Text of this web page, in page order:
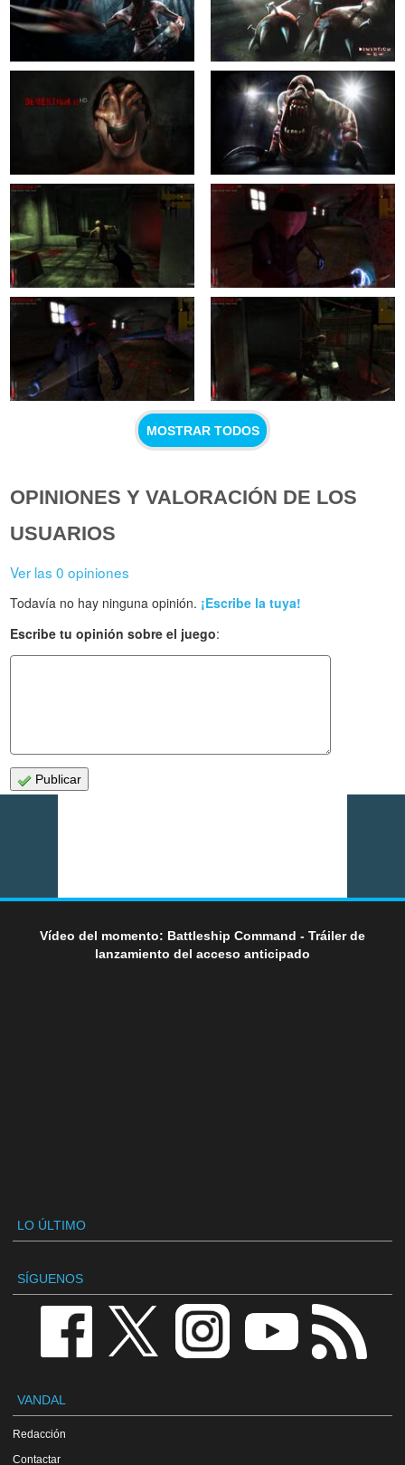
MOSTRAR TODOS
OPINIONES Y VALORACIÓN DE LOS
USUARIOS
Ver las 0 opiniones
Todavía no hay ninguna opinión. ¡Escribe la tuya!
Escribe tu opinión sobre el juego:
Publicar
Vídeo del momento: Battleship Command - Tráiler de
lanzamiento del acceso anticipado
LO ÚLTIMO
SÍGUENOS
VANDAL
Redacción
Contactar